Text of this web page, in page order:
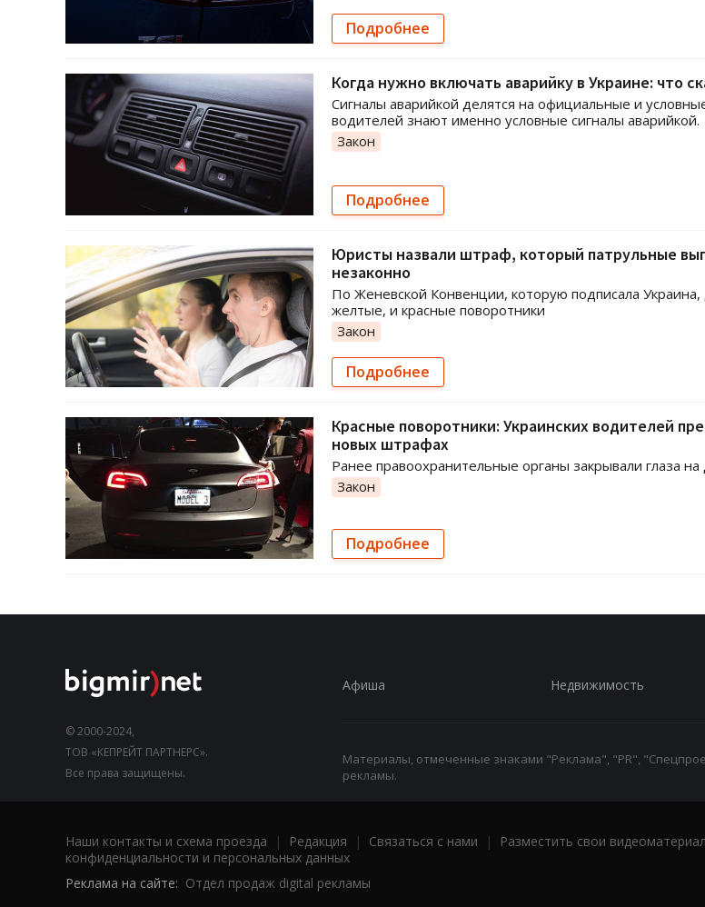
Подробнее
Когда нужно включать аварийку в Украине: что
Сигналы аварийкой делятся на официальные и
водителей знают именно условные сигналы аварийкой.
Закон
Подробнее
Юристы назвали штраф, который патрульные
незаконно
По Женевской Конвенции, которую подписала Украина,
желтые, и красные поворотники
Закон
Подробнее
Красные поворотники: Украинских водителей
новых штрафах
Ранее правоохранительные органы закрывали глаза
Закон
Подробнее
© 2000-2024,
ТОВ «КЕПРЕЙТ ПАРТНЕРС».
Все права защищены.
Афиша Недвижимость
Материалы, отмеченные знаками "Реклама", "PR",
рекламы.
Наши контакты и схема проезда | Редакция | Связаться с нами | Разместить свои
конфиденциальности и персональных данных
Реклама на сайте: Отдел продаж digital рекламы